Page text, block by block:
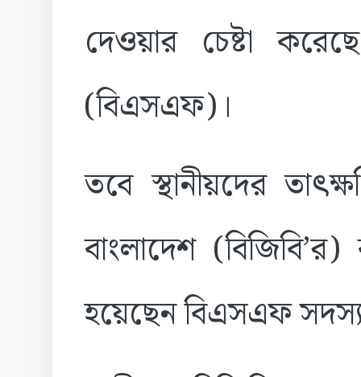
দেওয়ার চেষ্টা
(বিএসএফ)।
তবে স্থানীয়দের
বাংলাদেশ
হয়েছেন বিএসএফ